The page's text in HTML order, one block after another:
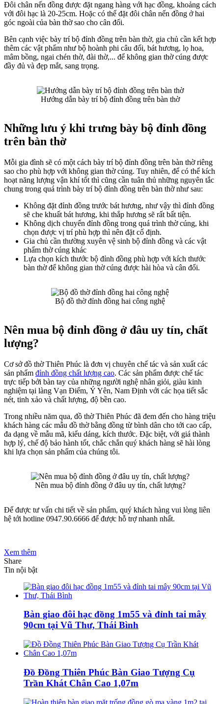
Đôi chân nến đồng được đặt ngang hàng với hạc đồng, khoảng cách
với đôi hạc là 20-25cm. Hoặc có thể đặt đôi chân nến đồng ở hai
góc ngoài của bàn thờ sao cho cân đối.
Bên cạnh việc bày trí bộ đỉnh đồng trên bàn thờ, gia chủ cần kết hợp
thêm các vật phẩm như bộ hoành phi câu đối, bát hương, lọ hoa,
mâm bồng, ngai chén thờ, đài thờ,... để không gian thờ cúng được
đầy đủ và đẹp mắt, sang trọng.
Hướng dẫn bày trí bộ đỉnh đồng trên bàn thờ
Những lưu ý khi trưng bày bộ đỉnh đồng
trên bàn thờ
Mỗi gia đình sẽ có một cách bày trí bộ đỉnh đồng trên bàn thờ riêng
sao cho phù hợp với không gian thờ cúng. Tuy nhiên, để có thể kích
hoạt năng lượng vận khí tốt thì cũng cần tuân thủ những nguyên tắc
chung trong quá trình bày trí bộ đỉnh đồng trên bàn thờ như sau:
Không đặt đỉnh đồng trước bát hương, như vậy thì đỉnh đồng
sẽ che khuất bát hương, khi thắp hương sẽ rất bất tiện.
Không dịch chuyển đỉnh đồng trong quá trình thờ cúng, khi
chọn được vị trí phù hợp thì nên đặt cố định.
Gia chủ cần thường xuyên vệ sinh bộ đỉnh đồng và các vật
phẩm thờ cúng khác
Lựa chọn kích thước bộ đỉnh đồng phù hợp với kích thước
bàn thờ để không gian thờ cúng được hài hòa và cân đối.
Bộ đồ thờ đỉnh đồng hai công nghệ
Nên mua bộ đỉnh đồng ở đâu uy tín, chất
lượng?
Cơ sở đồ thờ Thiên Phúc là đơn vị chuyên chế tác và sản xuất các
sản phẩm đỉnh đồng chất lượng cao. Các sản phẩm được chế tác
trực tiếp bởi bàn tay của những người nghệ nhân giỏi, giàu kinh
nghiệm tại làng Vạn Điểm, Ý Yên, Nam Định với các họa tiết sắc
nét, tinh xảo và chất lượng, độ bền cao.
Trong nhiều năm qua, đồ thờ Thiên Phúc đã đem đến cho hàng triệu
khách hàng các mẫu đồ thờ bằng đồng từ bình dân cho tới cao cấp,
đa dạng về mẫu mã, kiểu dáng, kích thước. Đặc biệt, với giá thành
hợp lý, chế độ bảo hành tốt, chắc chắn quý khách hàng sẽ hài lòng
khi lựa chọn sản phẩm của chúng tôi.
Nên mua bộ đỉnh đồng ở đâu uy tín, chất lượng?
Để được tư vấn chi tiết về sản phẩm, quý khách hàng vui lòng liên
hệ tới hotline 0947.90.6666 để được hỗ trợ nhanh nhất.
Xem thêm
Share
Tin nội bật
Bàn giao đôi hạc đồng 1m55 và đỉnh tai mây
90cm tại Vũ Thư, Thái Bình
Đồ Đồng Thiên Phúc Bàn Giao Tượng Cụ
Trần Khát Chân Cao 1,07m